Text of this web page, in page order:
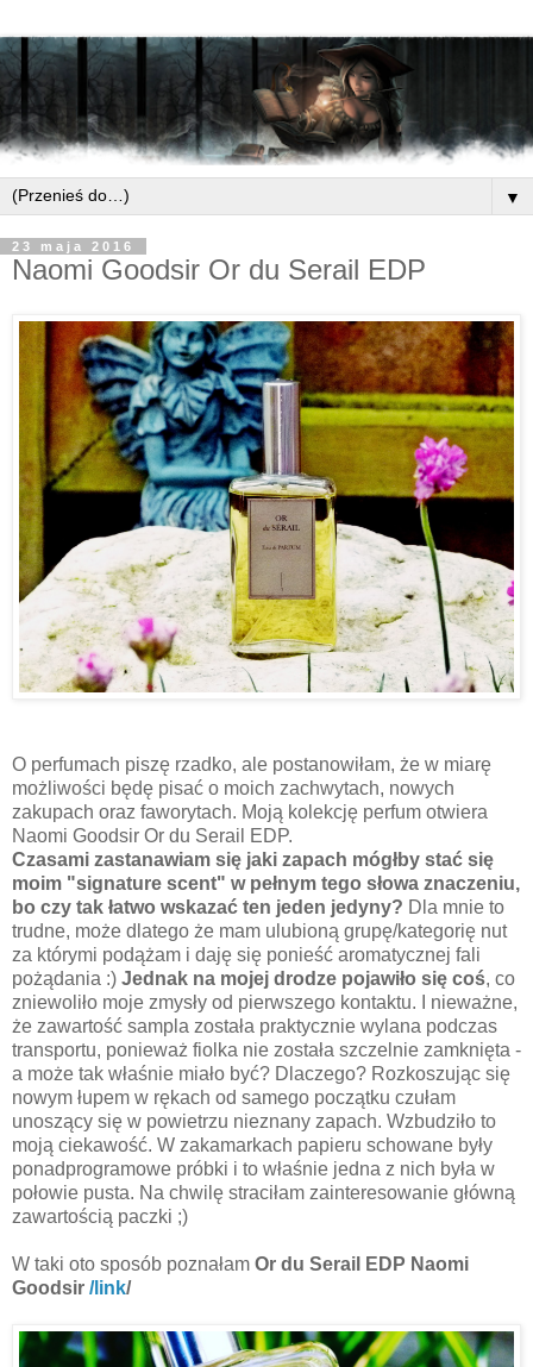
▼
23 maja 2016
Naomi Goodsir Or du Serail EDP
O perfumach piszę rzadko, ale postanowiłam, że w miarę
możliwości będę pisać o moich zachwytach, nowych
zakupach oraz faworytach. Moją kolekcję perfum otwiera
Naomi Goodsir Or du Serail EDP.
Czasami zastanawiam się jaki zapach mógłby stać się
moim "signature scent" w pełnym tego słowa znaczeniu,
bo czy tak łatwo wskazać ten jeden jedyny? Dla mnie to
trudne, może dlatego że mam ulubioną grupę/kategorię nut
za którymi podążam i daję się ponieść aromatycznej fali
pożądania :) Jednak na mojej drodze pojawiło się coś, co
zniewoliło moje zmysły od pierwszego kontaktu. I nieważne,
że zawartość sampla została praktycznie wylana podczas
transportu, ponieważ fiolka nie została szczelnie zamknięta -
a może tak właśnie miało być? Dlaczego? Rozkoszując się
nowym łupem w rękach od samego początku czułam
unoszący się w powietrzu nieznany zapach. Wzbudziło to
moją ciekawość. W zakamarkach papieru schowane były
ponadprogramowe próbki i to właśnie jedna z nich była w
połowie pusta. Na chwilę straciłam zainteresowanie główną
zawartością paczki ;)
W taki oto sposób poznałam Or du Serail EDP Naomi
Goodsir /link/